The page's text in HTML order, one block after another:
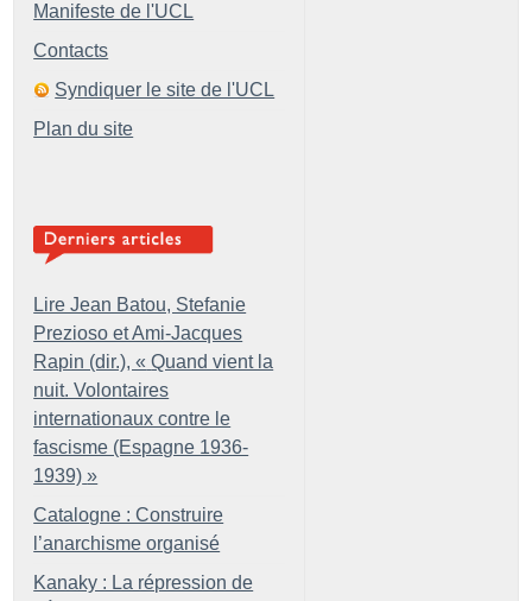
Manifeste de l'UCL
Contacts
Syndiquer le site de l'UCL
Plan du site
Lire Jean Batou, Stefanie
Prezioso et Ami-Jacques
Rapin (dir.), « Quand vient la
nuit. Volontaires
internationaux contre le
fascisme (Espagne 1936-
1939) »
Catalogne : Construire
l’anarchisme organisé
Kanaky : La répression de